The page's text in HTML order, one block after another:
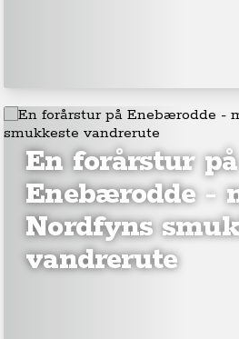
En forårstur på
Enebærodde -
Nordfyns
vandrerute